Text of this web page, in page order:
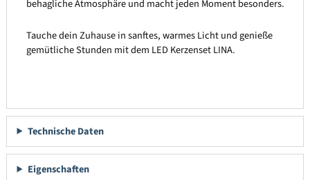
behagliche Atmosphäre und macht jeden Moment besonders.
Tauche dein Zuhause in sanftes, warmes Licht und genieße
gemütliche Stunden mit dem LED Kerzenset LINA.
Technische Daten
Eigenschaften